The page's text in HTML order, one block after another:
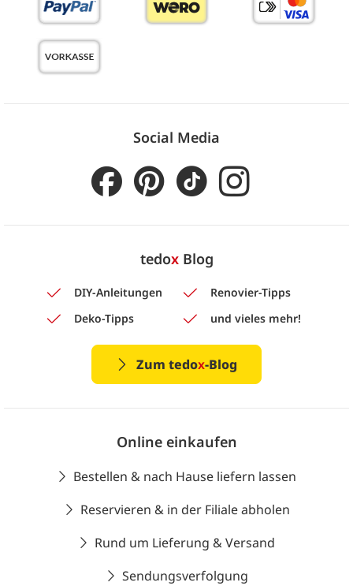
Social Media
tedoxBlog
DIY-Anleitungen
Renovier-Tipps
Deko-Tipps
und vieles mehr!
Zum tedox-Blog
Online einkaufen
Bestellen & nach Hause liefern lassen
Reservieren & in der Filiale abholen
Rund um Lieferung & Versand
Sendungsverfolgung